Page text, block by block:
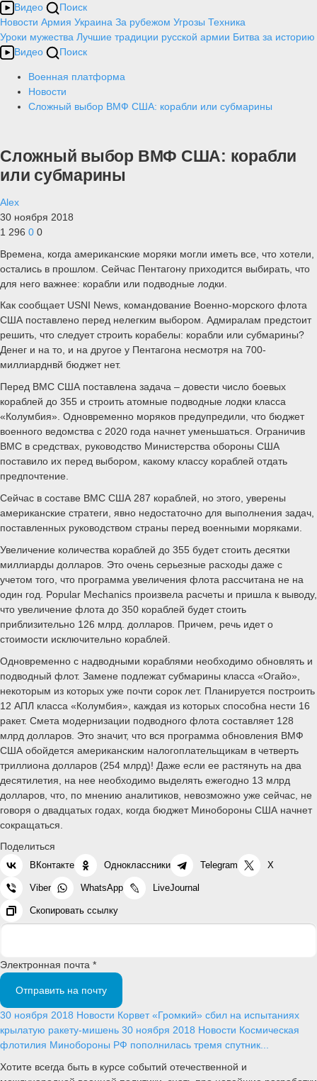
Видео
Поиск
Новости Армия Украина За рубежом Угрозы Техника
Уроки мужества Лучшие традиции русской армии Битва за историю
Видео
Поиск
Военная платформа
Новости
Сложный выбор ВМФ США: корабли или субмарины
Сложный выбор ВМФ США: корабли
или субмарины
Alex
30 ноября 2018
1 296 0 0
Времена, когда американские моряки могли иметь все, что хотели,
остались в прошлом. Сейчас Пентагону приходится выбирать, что
для него важнее: корабли или подводные лодки.
Как сообщает USNI News, командование Военно-морского флота
США поставлено перед нелегким выбором. Адмиралам предстоит
решить, что следует строить корабелы: корабли или субмарины?
Денег и на то, и на другое у Пентагона несмотря на 700-
миллиарднвй бюджет нет.
Перед ВМС США поставлена задача – довести число боевых
кораблей до 355 и строить атомные подводные лодки класса
«Колумбия». Одновременно моряков предупредили, что бюджет
военного ведомства с 2020 года начнет уменьшаться. Ограничив
ВМС в средствах, руководство Министерства обороны США
поставило их перед выбором, какому классу кораблей отдать
предпочтение.
Сейчас в составе ВМС США 287 кораблей, но этого, уверены
американские стратеги, явно недостаточно для выполнения задач,
поставленных руководством страны перед военными моряками.
Увеличение количества кораблей до 355 будет стоить десятки
миллиарды долларов. Это очень серьезные расходы даже с
учетом того, что программа увеличения флота рассчитана не на
один год. Popular Mechanics произвела расчеты и пришла к выводу,
что увеличение флота до 350 кораблей будет стоить
приблизительно 126 млрд. долларов. Причем, речь идет о
стоимости исключительно кораблей.
Одновременно с надводными кораблями необходимо обновлять и
подводный флот. Замене подлежат субмарины класса «Огайо»,
некоторым из которых уже почти сорок лет. Планируется построить
12 АПЛ класса «Колумбия», каждая из которых способна нести 16
ракет. Смета модернизации подводного флота составляет 128
млрд долларов. Это значит, что вся программа обновления ВМФ
США обойдется американским налогоплательщикам в четверть
триллиона долларов (254 млрд)! Даже если ее растянуть на два
десятилетия, на нее необходимо выделять ежегодно 13 млрд
долларов, что, по мнению аналитиков, невозможно уже сейчас, не
говоря о двадцатых годах, когда бюджет Минобороны США начнет
сокращаться.
Поделиться
ВКонтакте Одноклассники Telegram X
Viber WhatsApp LiveJournal
Скопировать ссылку
Электронная почта *
Отправить на почту
30 ноября 2018 Новости Корвет «Громкий» сбил на испытаниях
крылатую ракету-мишень 30 ноября 2018 Новости Космическая
флотилия Минобороны РФ пополнилась тремя спутник...
Хотите всегда быть в курсе событий отечественной и